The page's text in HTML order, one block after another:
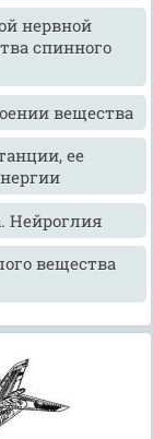
нервной
спинного
вещества
ее
Нейроглия
вещества